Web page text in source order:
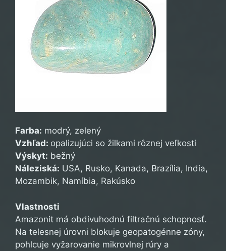
Farba: modrý, zelený
Vzhľad: opalizujúci so žilkami rôznej veľkosti
Výskyt: bežný
Náleziská: USA, Rusko, Kanada, Brazília, India,
Mozambik, Namíbia, Rakúsko
Vlastnosti
Amazonit má obdivuhodnú filtračnú schopnosť.
Na telesnej úrovni blokuje geopatogénne zóny,
pohlcuje vyžarovanie mikrovlnej rúry a